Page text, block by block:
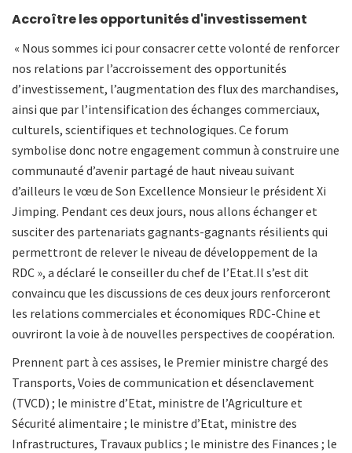
Accroître les opportunités d'investissement
« Nous sommes ici pour consacrer cette volonté de renforcer
nos relations par l’accroissement des opportunités
d’investissement, l’augmentation des flux des marchandises,
ainsi que par l’intensification des échanges commerciaux,
culturels, scientifiques et technologiques. Ce forum
symbolise donc notre engagement commun à construire une
communauté d’avenir partagé de haut niveau suivant
d’ailleurs le vœu de Son Excellence Monsieur le président Xi
Jimping. Pendant ces deux jours, nous allons échanger et
susciter des partenariats gagnants-gagnants résilients qui
permettront de relever le niveau de développement de la
RDC », a déclaré le conseiller du chef de l’Etat.Il s’est dit
convaincu que les discussions de ces deux jours renforceront
les relations commerciales et économiques RDC-Chine et
ouvriront la voie à de nouvelles perspectives de coopération.
Prennent part à ces assises, le Premier ministre chargé des
Transports, Voies de communication et désenclavement
(TVCD) ; le ministre d’Etat, ministre de l’Agriculture et
Sécurité alimentaire ; le ministre d’Etat, ministre des
Infrastructures, Travaux publics ; le ministre des Finances ; le